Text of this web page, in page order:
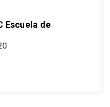
Escuela de